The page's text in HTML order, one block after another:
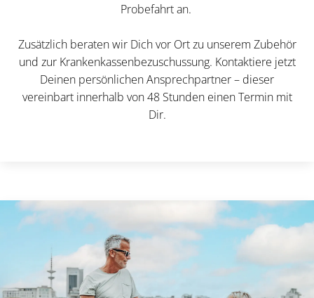
Probefahrt an.
Zusätzlich beraten wir Dich vor Ort zu unserem Zubehör
und zur Krankenkassenbezuschussung. Kontaktiere jetzt
Deinen persönlichen Ansprechpartner – dieser
vereinbart innerhalb von 48 Stunden einen Termin mit
Dir.